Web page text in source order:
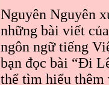
Nguyên Nguyên
những bài viết
ngôn ngữ tiếng
bạn đọc bài “Đi
thể tìm hiểu thêm